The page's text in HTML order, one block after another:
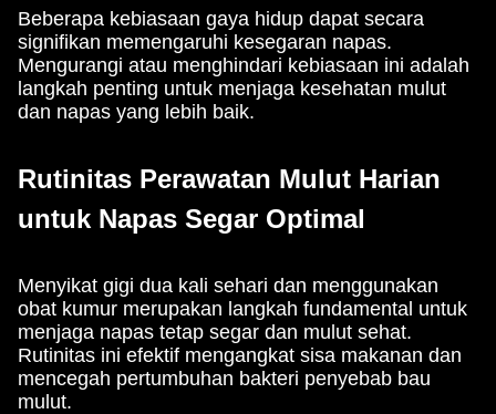
Beberapa kebiasaan gaya hidup dapat secara
signifikan memengaruhi kesegaran napas.
Mengurangi atau menghindari kebiasaan ini adalah
langkah penting untuk menjaga kesehatan mulut
dan napas yang lebih baik.
Rutinitas Perawatan Mulut Harian
untuk Napas Segar Optimal
Menyikat gigi dua kali sehari dan menggunakan
obat kumur merupakan langkah fundamental untuk
menjaga napas tetap segar dan mulut sehat.
Rutinitas ini efektif mengangkat sisa makanan dan
mencegah pertumbuhan bakteri penyebab bau
mulut.